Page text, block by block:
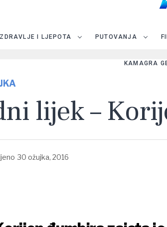
ZDRAVLJE I LJEPOTA PUTOVANJA
KAMAGRA
lijek –
30 ožujka, 2016